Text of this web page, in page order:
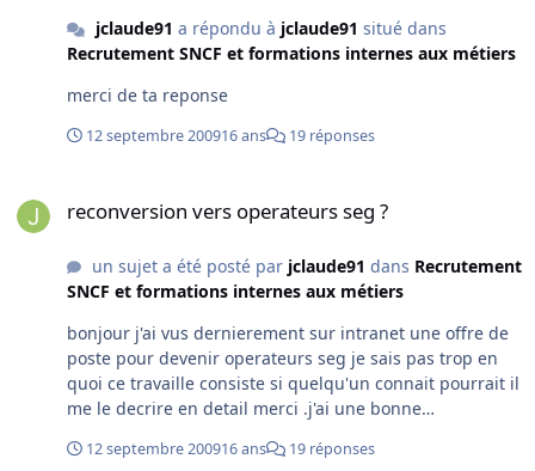
jclaude91 a répondu à jclaude91 situé dans
Recrutement SNCF et formations internes aux métiers
merci de ta reponse
12 septembre 200916 ans 19 réponses
reconversion vers operateurs seg ?
un sujet a été posté par jclaude91 dans Recrutement
SNCF et formations internes aux métiers
bonjour j'ai vus dernierement sur intranet une offre de
poste pour devenir operateurs seg je sais pas trop en
quoi ce travaille consiste si quelqu'un connait pourrait il
me le decrire en detail merci .j'ai une bonne
branche (je suis catenaire)
12 septembre 200916 ans 19 réponses